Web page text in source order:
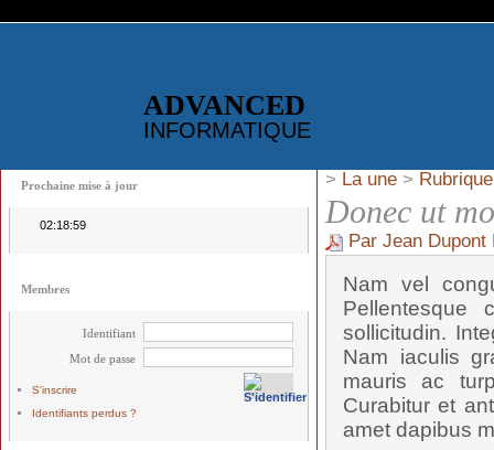
ADVANCED
INFORMATIQUE
Prochaine mise à jour
02:18:59
Membres
Identifiant
Mot de passe
S'inscrire
Identifiants perdus ?
> La une >
Donec ut
Par Jean Dupont
Nam vel
Pellentesque
sollicitudin.
Nam iaculis
mauris ac
Curabitur et
amet dapibus